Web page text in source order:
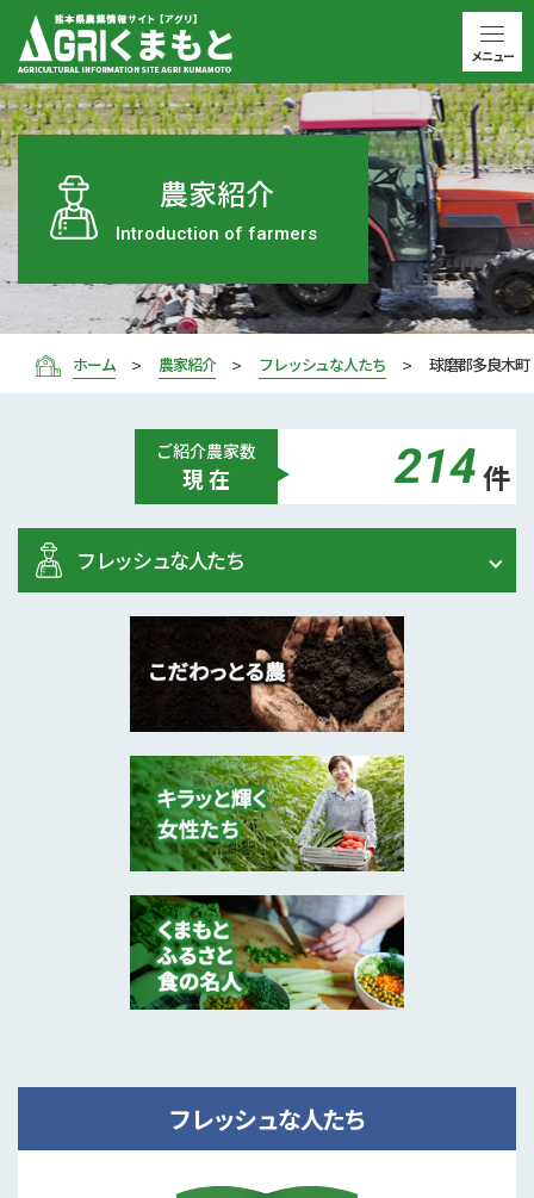
農家紹介
Introduction of farmers
ホーム 農家紹介 フレッシュな人たち 球磨郡多良木
フレッシュな人たち
ご紹介農家数
現 在 214件
フレッシュな人たち
2026年6月
レイシ、水稲、キャベ･･･
山本 浩貴 さん
2026年6月
玉名市
2026年6月
林田 直也 さん
2026年6月
メニュー